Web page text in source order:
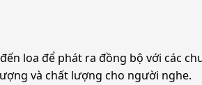
loa để phát ra đồng bộ với các
và chất lượng cho người nghe.